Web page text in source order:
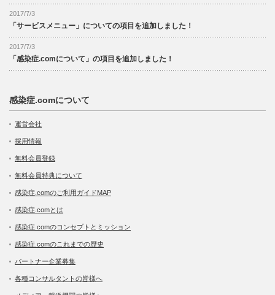
2017/7/3
「サービスメニュー」についての項目を追加しました！
2017/7/3
「感染症.comについて」の項目を追加しました！
感染症.comについて
運営会社
採用情報
無料会員登録
無料会員特典について
感染症.comのご利用ガイドMAP
感染症.comとは
感染症.comのコンセプトとミッション
感染症.comのこれまでの歴史
パートナー企業募集
各種コンサルタントの皆様へ